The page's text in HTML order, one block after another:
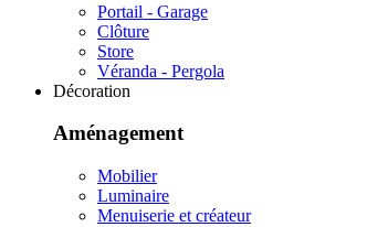
Portail - Garage
Clôture
Store
Véranda - Pergola
Décoration
Aménagement
Mobilier
Luminaire
Menuiserie et créateur